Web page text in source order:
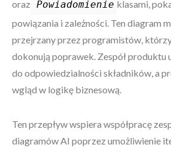
oraz Powiadomienie klasami,
powiązania i zależności. Ten diagram
przejrzany przez programistów,
dokonują poprawek. Zespół produktu
do odpowiedzialności składników, a
wgląd w logikę biznesową.
Ten przepływ wspiera współpracę
diagramów AI poprzez umożliwienie